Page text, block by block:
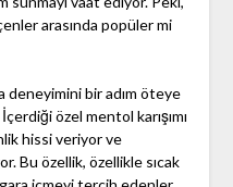
arasında popüler mi
deneyimini bir adım öteye
özel mentol karışımı
hissi veriyor ve
Bu özellik, özellikle sıcak